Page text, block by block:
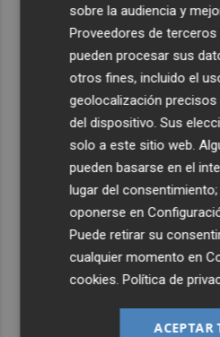
sobre la audiencia y
Proveedores de terceros
pueden procesar sus
otros fines, incluido el
geolocalización
del dispositivo. Sus
solo a este sitio web.
pueden basarse en el
lugar del
oponerse en
Puede retirar su
cualquier momento en
cookies.Política de
ACEPTAR